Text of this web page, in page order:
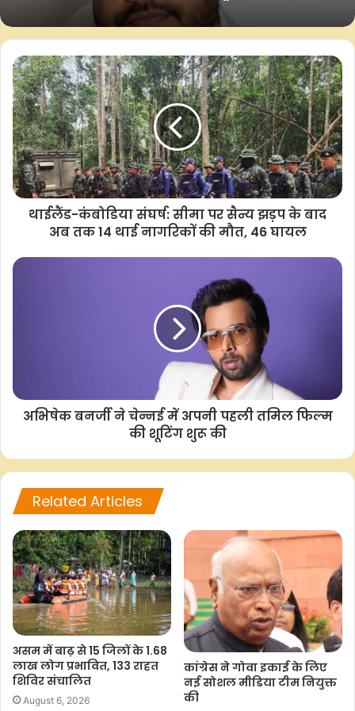
शुरुआत अलग-अलग तारीखों पर होती है। पूर्णिमा को मानने वाले लोगों का
श्रावण मास 15 दिन पहले शुरू होता है और अमावस्या को मानने वाले लोगों
के लिए श्रावण मास आज से शुरू हुआ है।
सोमनाथ मंदिर में सावन के दौरान भक्तों का यह उत्साह पूरे महीने जारी रहने
की उम्मीद है। मंदिर प्रशासन ने श्रद्धालुओं से सहयोग और नियमों का पालन
करने की अपील की है।
–आईएएनएस
c
e
o
k
a
t
A
p
i
t
e
p
y
L
i
k
h
a
r
e
रिश्तेदारों की संपत्तियों की जांच शुरू
वैशाली के ग्रीन स्ट्रीट अपार्टमेंट में बंद फ्लैट में
लगी भीषण आग, दमकल ने समय रहते पाया
काबू, टला बड़ा हादसा
थाईलैंड-कंबोडिया संघर्ष: सीमा पर सैन्य झड़प के बाद
अब तक 14 थाई नागरिकों की मौत, 46 घायल
अभिषेक बनर्जी ने चेन्नई में अपनी पहली तमिल फिल्म
की शूटिंग शुरू की
Related Articles
असम में बाढ़ से 15 जिलों के 1.68
लाख लोग प्रभावित, 133 राहत
शिविर संचालित
August 6, 2026
कांग्रेस ने गोवा इकाई के लिए
नई सोशल मीडिया टीम नियुक्त
की